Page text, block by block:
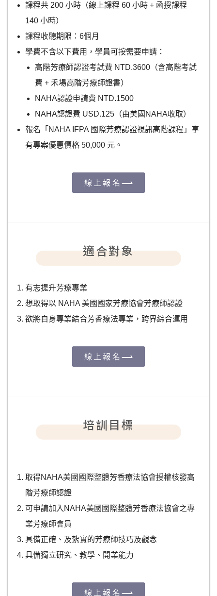
課程共 200 小時（線上課程 60 小時 + 函授課程
140 小時）
課程收聽期限：6個月
學費不含以下費用，學員可按需要申請：
高階芳療師認證考試費 NTD.3600（含高階考試
費 + 禾場高階芳療師證書）
NAHA認證申請費 NTD.1500
NAHA認證費 USD.125（由美國NAHA收取）
報名「NAHA IFPA 國際芳療認證視訊高階課程」享
有專案優惠價格 50,000 元。
線上報名
適合對象
有志提升芳療專業
想取得以 NAHA 美國國家芳療協會芳療師認證
欲將自身專業結合芳香療法專業，跨界綜合運用
線上報名
培訓目標
取得NAHA美國國際整體芳香療法協會授權核發高
階芳療師認證
可申請加入NAHA美國國際整體芳香療法協會之專
業芳療師會員
具備正確、及紮實的芳療師技巧及觀念
具備獨立研究、教學、開業能力
線上報名